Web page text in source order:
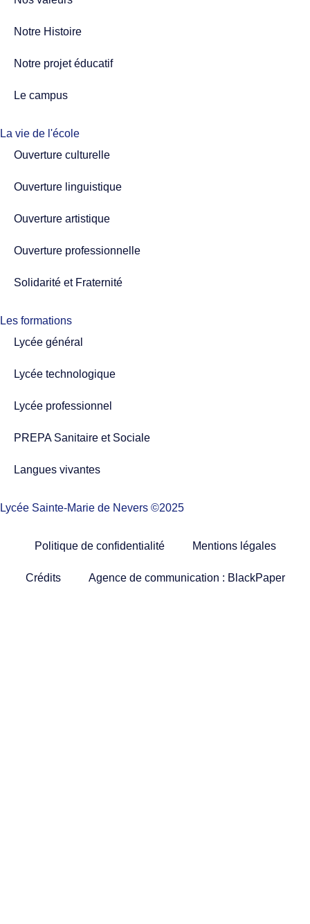
Notre Histoire
Notre projet éducatif
Le campus
La vie de l'école
Ouverture culturelle
Ouverture linguistique
Ouverture artistique
Ouverture professionnelle
Solidarité et Fraternité
Les formations
Lycée général
Lycée technologique
Lycée professionnel
PREPA Sanitaire et Sociale
Langues vivantes
Lycée Sainte-Marie de Nevers ©2025
Politique de confidentialité Mentions légales
Crédits Agence de communication : BlackPaper